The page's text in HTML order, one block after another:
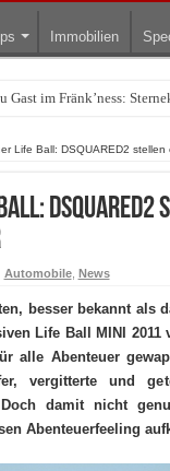
Immobilien
Gast im Fränk’ness:
München gerade
Life Ball: DSQUARED2 stellen
Automobile, News
besser bekannt als
Life Ball MINI 2011
alle Abenteuer
vergitterte und
Doch damit nicht
Abenteuerfeeling